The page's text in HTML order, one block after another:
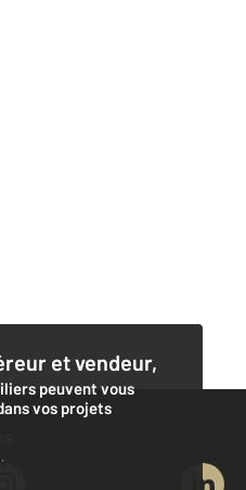
et vendeur,
peuvent vous
vos projets
l'agence